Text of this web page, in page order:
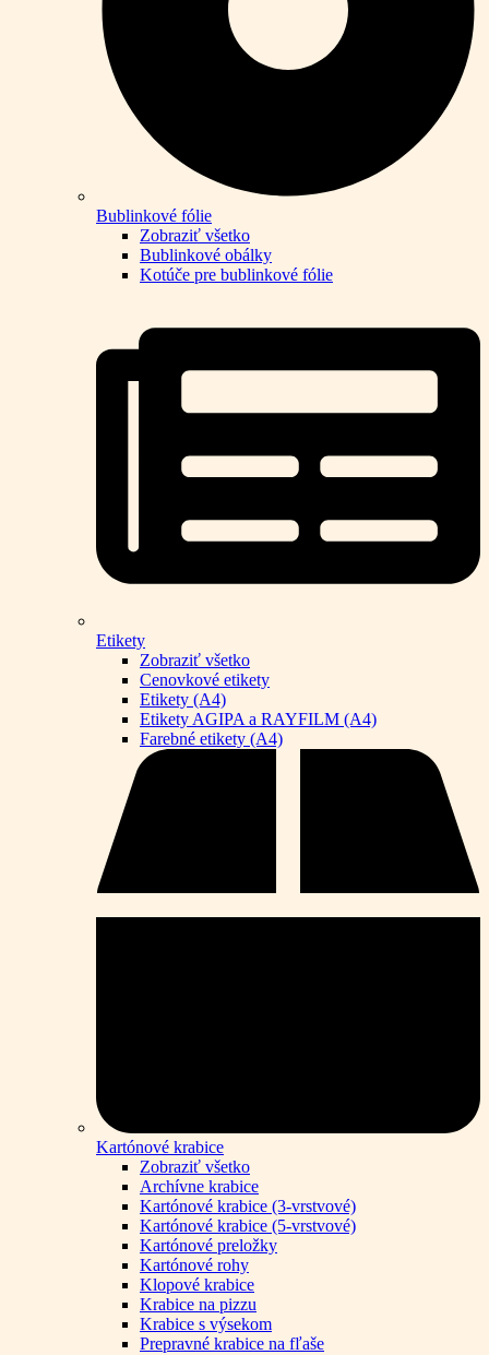
Bublinkové fólie
Zobraziť všetko
Bublinkové obálky
Kotúče pre bublinkové fólie
Etikety
Zobraziť všetko
Cenovkové etikety
Etikety (A4)
Etikety AGIPA a RAYFILM (A4)
Farebné etikety (A4)
Kartónové krabice
Zobraziť všetko
Archívne krabice
Kartónové krabice (3-vrstvové)
Kartónové krabice (5-vrstvové)
Kartónové preložky
Kartónové rohy
Klopové krabice
Krabice na pizzu
Krabice s výsekom
Prepravné krabice na fľaše